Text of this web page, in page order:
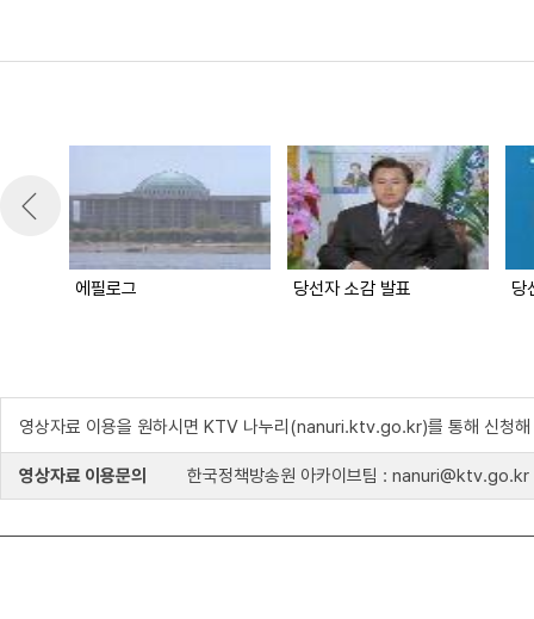
에필로그 당선자 소감 발표
영상자료 이용을 원하시면 KTV 나누리(nanuri.ktv.go.kr)를 통해 신청해
영상자료 이용문의 한국정책방송원 아카이브팀 : nanuri@ktv.go.kr